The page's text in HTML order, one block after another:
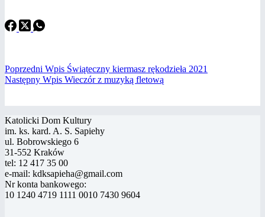
Poprzedni Wpis Świąteczny kiermasz rękodzieła 2021
Następny Wpis Wieczór z muzyką fletową
Katolicki Dom Kultury
im. ks. kard. A. S. Sapiehy
ul. Bobrowskiego 6
31-552 Kraków
tel: 12 417 35 00
e-mail: kdksapieha@gmail.com
Nr konta bankowego:
10 1240 4719 1111 0010 7430 9604